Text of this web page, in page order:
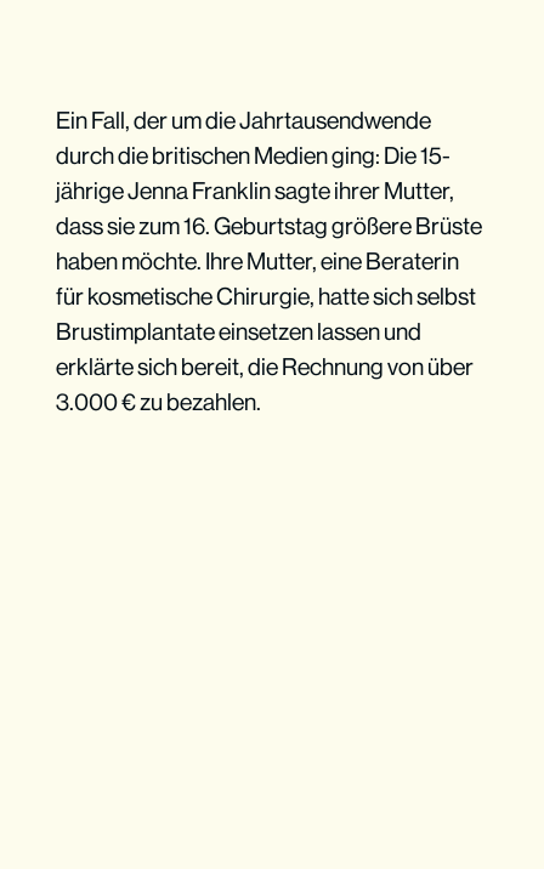
Ein Fall, der um die Jahrtausendwende
durch die britischen Medien ging: Die 15-
jährige Jenna Franklin sagte ihrer Mutter,
dass sie zum 16. Geburtstag größere Brüste
haben möchte. Ihre Mutter, eine Beraterin
für kosmetische Chirurgie, hatte sich selbst
Brustimplantate einsetzen lassen und
erklärte sich bereit, die Rechnung von über
3.000 € zu bezahlen.